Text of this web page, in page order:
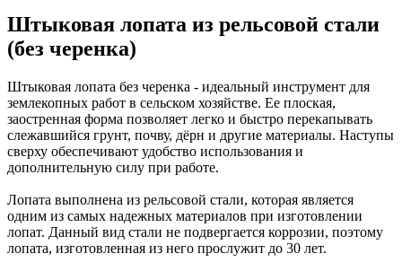
Штыковая лопата из рельсовой стали
(без черенка)
Штыковая лопата без черенка - идеальный инструмент для
землекопных работ в сельском хозяйстве. Ее плоская,
заостренная форма позволяет легко и быстро перекапывать
слежавшийся грунт, почву, дёрн и другие материалы. Наступы
сверху обеспечивают удобство использования и
дополнительную силу при работе.
Лопата выполнена из рельсовой стали, которая является
одним из самых надежных материалов при изготовлении
лопат. Данный вид стали не подвергается коррозии, поэтому
лопата, изготовленная из него прослужит до 30 лет.